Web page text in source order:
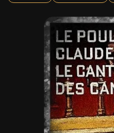
BLOG
LIENS & FESTIVALS
UN POLAR AU HASARD